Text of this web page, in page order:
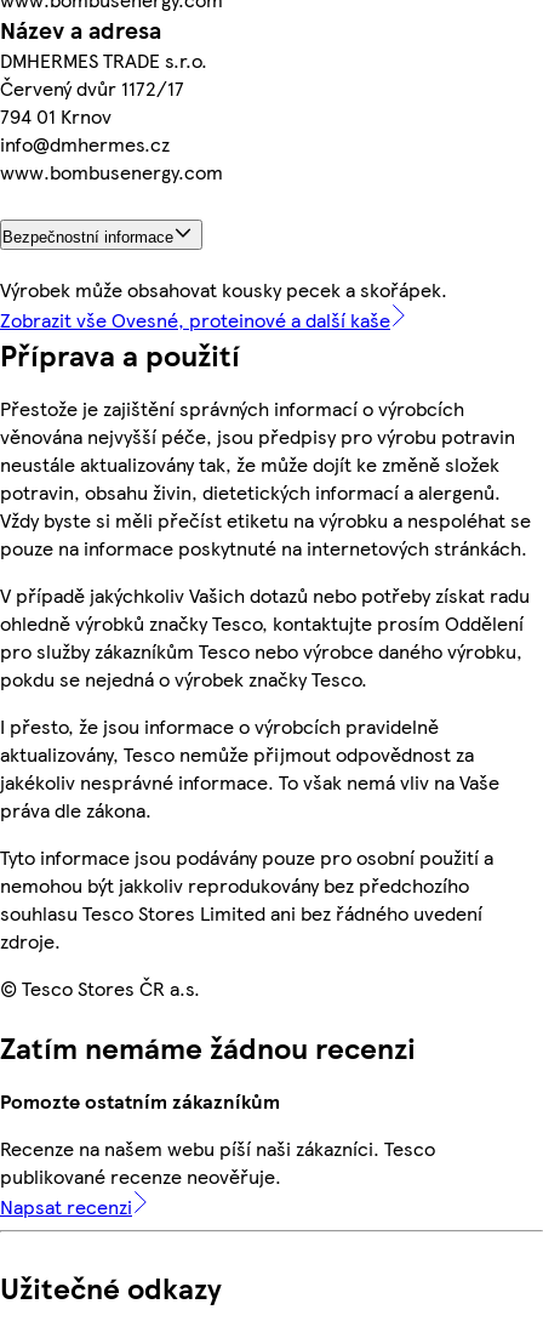
Název a adresa
DMHERMES TRADE s.r.o.
Červený dvůr 1172/17
794 01 Krnov
info@dmhermes.cz
www.bombusenergy.com
Bezpečnostní informace
Výrobek může obsahovat kousky pecek a skořápek.
Zobrazit vše Ovesné, proteinové a další kaše
Příprava a použití
Přestože je zajištění správných informací o výrobcích
věnována nejvyšší péče, jsou předpisy pro výrobu potravin
neustále aktualizovány tak, že může dojít ke změně složek
potravin, obsahu živin, dietetických informací a alergenů.
Vždy byste si měli přečíst etiketu na výrobku a nespoléhat se
pouze na informace poskytnuté na internetových stránkách.
V případě jakýchkoliv Vašich dotazů nebo potřeby získat radu
ohledně výrobků značky Tesco, kontaktujte prosím Oddělení
pro služby zákazníkům Tesco nebo výrobce daného výrobku,
pokdu se nejedná o výrobek značky Tesco.
I přesto, že jsou informace o výrobcích pravidelně
aktualizovány, Tesco nemůže přijmout odpovědnost za
jakékoliv nesprávné informace. To však nemá vliv na Vaše
práva dle zákona.
Tyto informace jsou podávány pouze pro osobní použití a
nemohou být jakkoliv reprodukovány bez předchozího
souhlasu Tesco Stores Limited ani bez řádného uvedení
zdroje.
© Tesco Stores ČR a.s.
Zatím nemáme žádnou recenzi
Pomozte ostatním zákazníkům
Recenze na našem webu píší naši zákazníci. Tesco
publikované recenze neověřuje.
Napsat recenzi
Užitečné odkazy